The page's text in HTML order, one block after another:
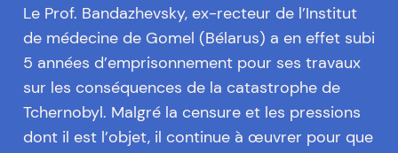
Le Prof. Bandazhevsky, ex-recteur de l’Institut
de médecine de Gomel (Bélarus) a en effet subi
5 années d’emprisonnement pour ses travaux
sur les conséquences de la catastrophe de
Tchernobyl. Malgré la censure et les pressions
dont il est l’objet, il continue à œuvrer pour que